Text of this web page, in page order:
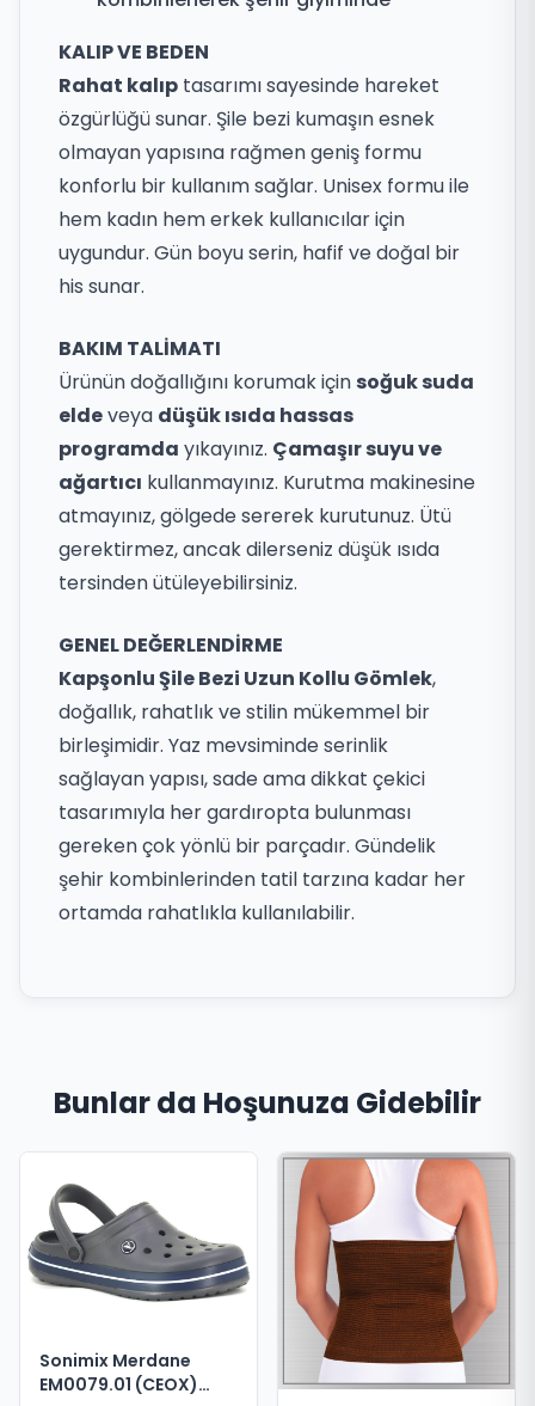
KALIP VE BEDEN
Rahat kalıp tasarımı sayesinde hareket
özgürlüğü sunar. Şile bezi kumaşın esnek
olmayan yapısına rağmen geniş formu
konforlu bir kullanım sağlar. Unisex formu ile
hem kadın hem erkek kullanıcılar için
uygundur. Gün boyu serin, hafif ve doğal bir
his sunar.
BAKIM TALİMATI
Ürünün doğallığını korumak için soğuk suda
eldeveya düşük ısıda hassas
programda yıkayınız. Çamaşır suyu ve
ağartıcı kullanmayınız. Kurutma makinesine
atmayınız, gölgede sererek kurutunuz. Ütü
gerektirmez, ancak dilerseniz düşük ısıda
tersinden ütüleyebilirsiniz.
GENEL DEĞERLENDİRME
Kapşonlu Şile Bezi Uzun Kollu Gömlek,
doğallık, rahatlık ve stilin mükemmel bir
birleşimidir. Yaz mevsiminde serinlik
sağlayan yapısı, sade ama dikkat çekici
tasarımıyla her gardıropta bulunması
gereken çok yönlü bir parçadır. Gündelik
şehir kombinlerinden tatil tarzına kadar her
ortamda rahatlıkla kullanılabilir.
Bunlar da Hoşunuza Gidebilir
Sonimix Merdane
EM0079.01 (CEOX)